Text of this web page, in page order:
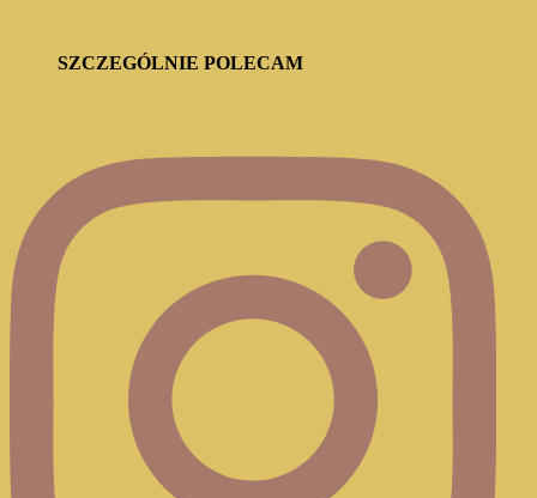
SZCZEGÓLNIE POLECAM